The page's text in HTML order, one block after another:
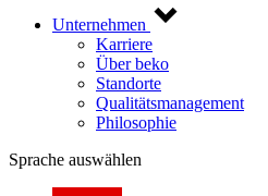
Unternehmen
Karriere
Über beko
Standorte
Qualitätsmanagement
Philosophie
Sprache auswählen